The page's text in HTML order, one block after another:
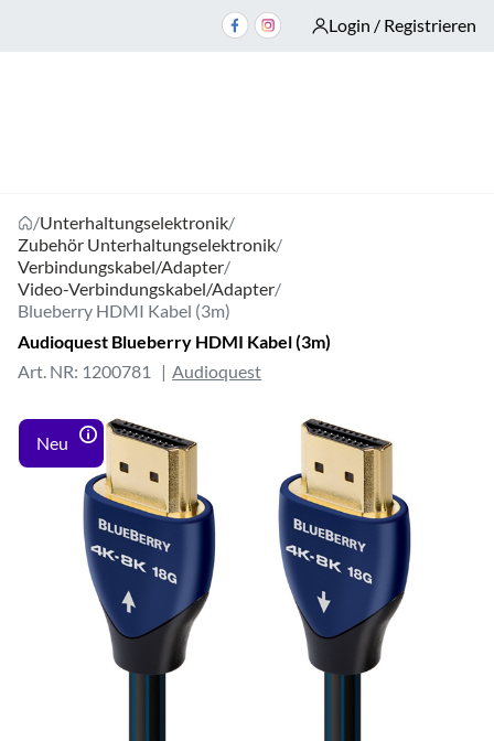
Login / Registrieren
/Unterhaltungselektronik/
Zubehör Unterhaltungselektronik/
Verbindungskabel/Adapter/
Video-Verbindungskabel/Adapter/
Blueberry HDMI Kabel (3m)
Audioquest Blueberry HDMI Kabel (3m)
Art. NR: 1200781
Audioquest
Neu